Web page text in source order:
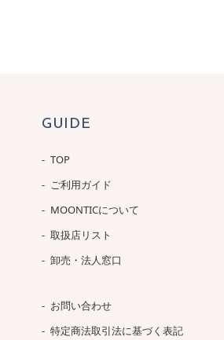
GUIDE
TOP
ご利用ガイド
MOONTICについて
取扱店リスト
卸売・法人窓口
お問い合わせ
特定商法取引法に基づく表記